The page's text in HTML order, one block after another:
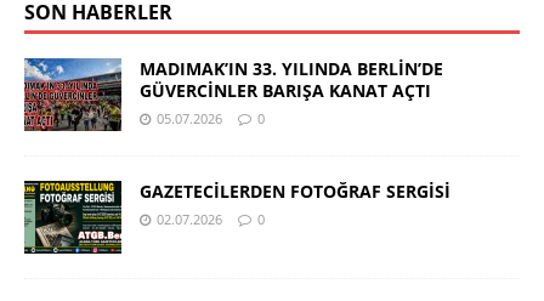
SON HABERLER
MADIMAK’IN 33. YILINDA BERLİN’DE
GÜVERCİNLER BARIŞA KANAT AÇTI
05.07.2026 0
GAZETECİLERDEN FOTOĞRAF SERGİSİ
02.07.2026 0